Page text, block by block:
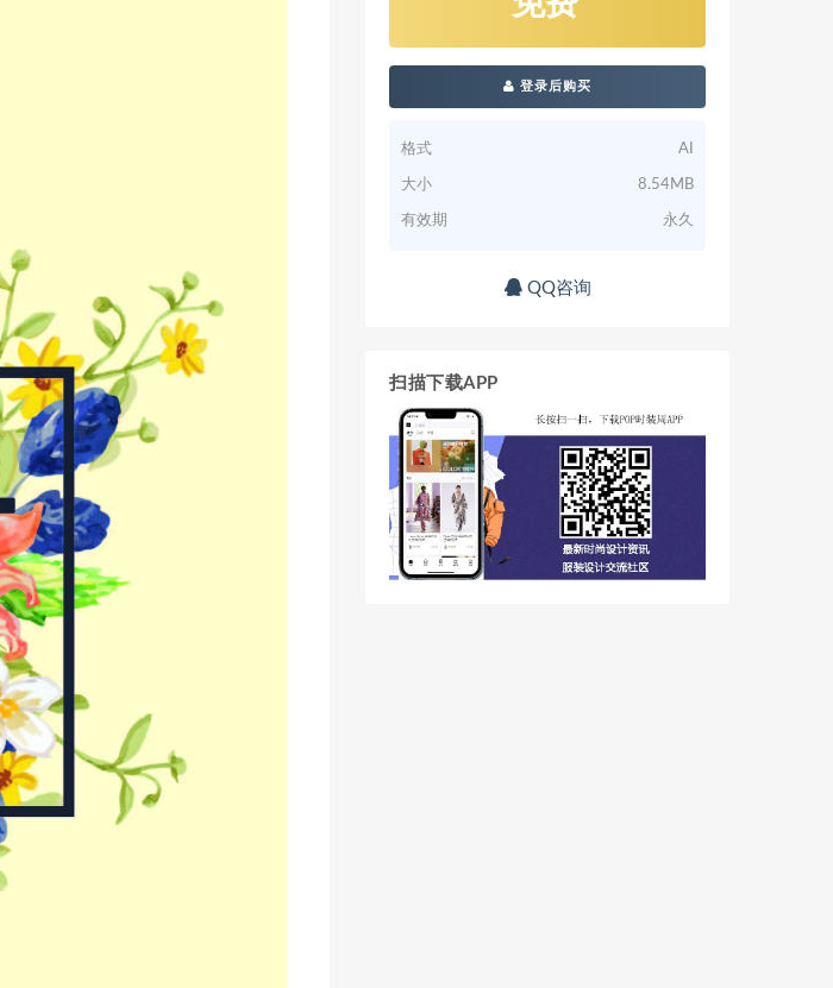
登录后购买
格式 AI
大小 8.54MB
有效期 永久
QQ咨询
扫描下载APP